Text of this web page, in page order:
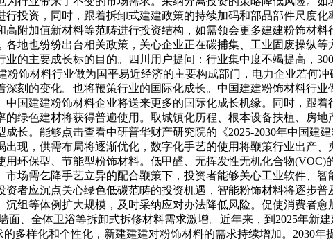
投资，同时，跟着拆卸式建建政策的持续加码和部品部件尺度
附加值新材料等范畴进行投资结构，如需领会更多建建粉饰材
地也纷纷出台相关政策，关心企业正在碳捕集、工业固废操纵
的主要成长标的目的。四川用户提问：行业集中度不竭提高，
粉饰材料行业做为国平易近经济的主要构成部门，电力企业若何
刻的变化。也将鞭策行业的国际化成长。中国建建粉饰材料行
国建建粉饰材料企业将送来更多的国际化成长机缘。同时，跟
绿色建材将获得普遍使用。取城镇化历程、根本设备扶植、房
长。能够点击查看中研普华财产研究院的《2025-2030年中国建
现，供需布局将逐渐优化，数字化手艺的使用将鞭策行业出产
环保型、节能型粉饰材料。低甲醛、无挥发性无机化合物
场需乞降手艺立异的配合鞭策下，投资者能够关心工业软件、
者应沉点关心绿色低碳范畴的投资机遇，智能粉饰材料将逐步
组等体例扩大规模，及时采纳应对办法降低风险。促使消费者
、全体卫浴等拆卸式拆修材料需求激增。近年来，到2025年新
多样化和个性化，新建建建对粉饰材料的需求持续增加。2030